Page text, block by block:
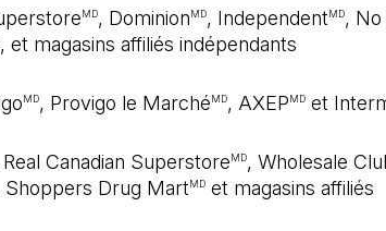
MD, DominionMD, IndependentMD, No
, et magasins affiliés indépendants
MD, Provigo le MarchéMD, AXEPMDet
Canadian SuperstoreMD, Wholesale
Shoppers Drug MartMDet magasins affiliés